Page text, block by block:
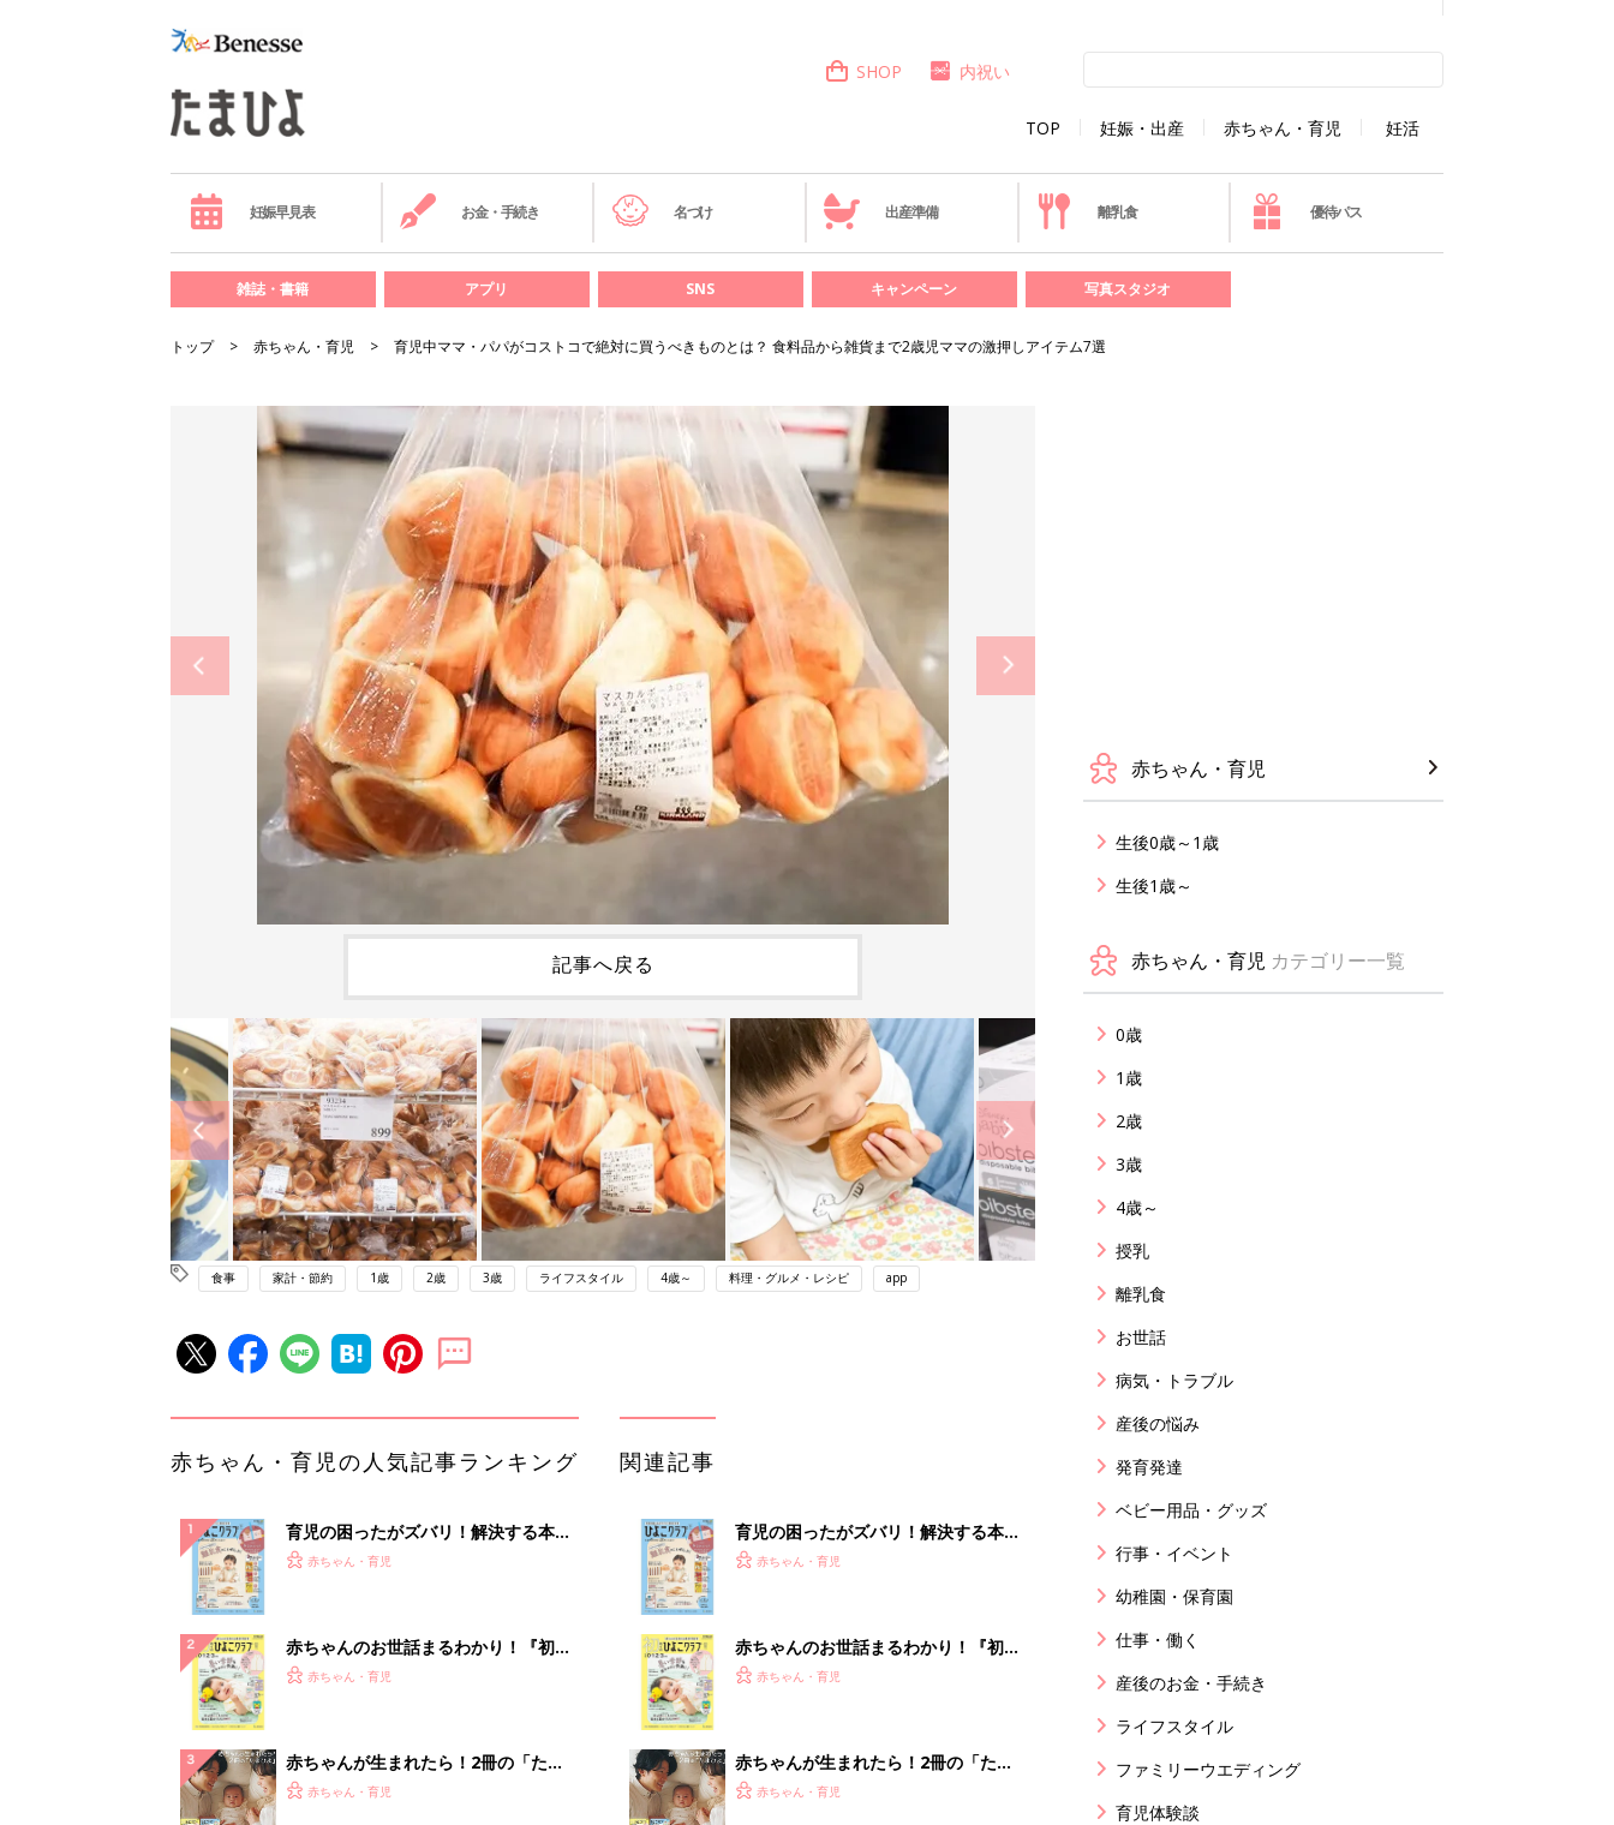
TOP 妊娠・出産 赤ちゃん・育児 妊活
SHOP 内祝い
妊娠早見表 お金・手続き 名づけ 出産準備 離乳食 優待パス
雑誌・書籍 アプリ SNS キャンペーン 写真スタジオ
トップ 赤ちゃん・育児 育児中ママ・パパがコストコで絶対に買うべきものとは？ 食料品から雑貨まで2歳児ママの激押しアイテム7選
記事へ戻る
食事 家計・節約 1歳 2歳 3歳 ライフスタイル 4歳～ 料理・グルメ・レシピ app
赤ちゃん・育児の人気記事ランキング
育児の困ったがズバリ！解決する本
『ひよこクラブ 秋号』 4カ月～2才
赤ちゃん・育児
赤ちゃんのお世話まるわかり！『初め
てのひよこクラブ 夏号』〈巻頭大特
赤ちゃん・育児
赤ちゃんが生まれたら！2冊の「たま
ひよ」
赤ちゃん・育児
関連記事
育児の困ったがズバリ！解決する本
『ひよこクラブ 秋号』 4カ月～2才
赤ちゃん・育児
赤ちゃんのお世話まるわかり！『初め
てのひよこクラブ 夏号』〈巻頭大特
赤ちゃん・育児
赤ちゃんが生まれたら！2冊の「たま
ひよ」
赤ちゃん・育児
赤ちゃん・育児
生後0歳～1歳
生後1歳～
赤ちゃん・育児 カテゴリー一覧
0歳
1歳
2歳
3歳
4歳～
授乳
離乳食
お世話
病気・トラブル
産後の悩み
発育発達
ベビー用品・グッズ
行事・イベント
幼稚園・保育園
仕事・働く
産後のお金・手続き
ライフスタイル
ファミリーウエディング
育児体験談